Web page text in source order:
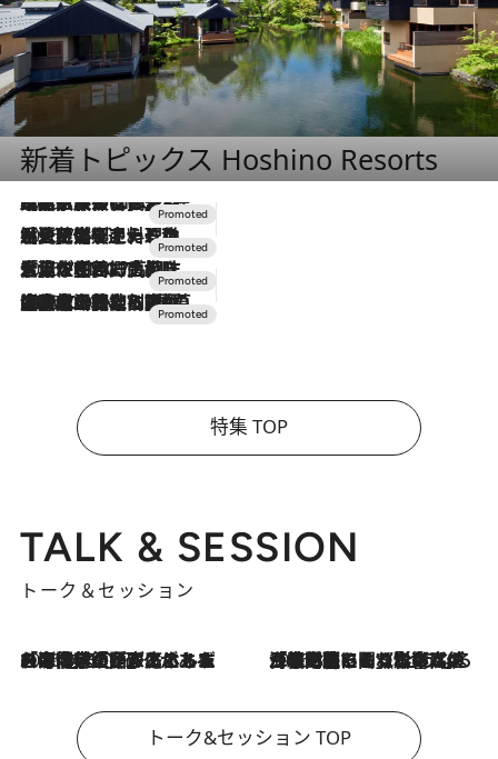
新着トピックス Hoshino Resorts
2026.7.31
【ホテル帰省】という選択肢をOMOが提案。家族とほどよい距離を保つには「昼は実家、夜は気兼ねなくホテルで！」
2026.7.24
【夏限定ディナーコース】旬を迎える稚鮎や花ズッキーニなどをイタリア・トスカーナの郷土料理の手法で満喫！
2026.7.17
「土佐和ハーブかき氷」がOMO7高知に登場！生姜、山椒、大葉など目にも舌にも涼を呼ぶ郷土の味
2026.7.10
NEW OPEN！【界 草津】名湯の地に誕生。趣の異なる2種の温泉と上州ならではの会席・蕎麦割烹など美食を味わう究極の癒やし旅
特集 TOP
TALK & SESSION
トーク＆セッション
2026.8.3
「今後値上げがあるとすれば…」「リスクがあるのは今年の冬」エネルギー専門家が語る、ホルムズ海峡封鎖が家庭にもたらす“ある心配” 2026.8.3
「住宅建てられない…」「サーチャージ料の高値が続いている」ホルムズ海峡封鎖による影響はいつまで続く？《エネルギー専門家に聞く“どうなる日本の暮らし”》
トーク&セッション TOP